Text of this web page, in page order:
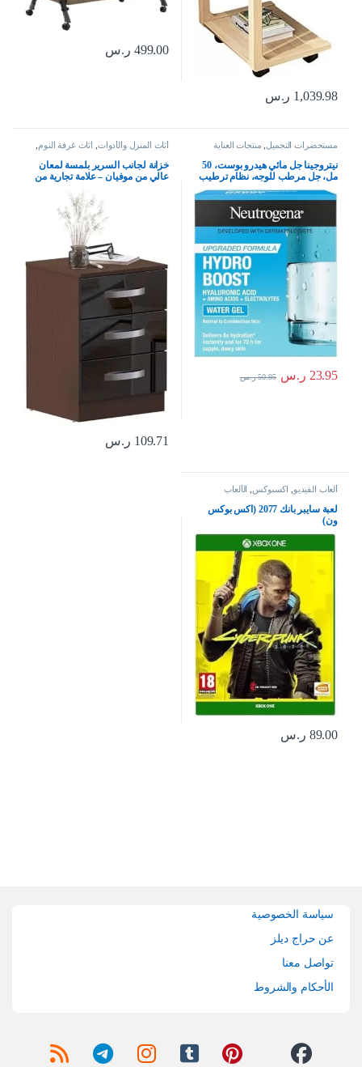
1,039.98 ر.س
499.00 ر.س
مستحضرات التجميل منتجات العناية
بالبشرة
نيتروجينا جل مائي هيدرو بوست، 50
مل، جل مرطب للوجه، نظام ترطيب
كامل للعناية بالبشرة مع حمض
الهيالورونيك، خفيف الوزن، غير
كوميدوغينيك، ومناسب للبشرة
الجافة – قد يختلف التغليف، من
نيوتريجينا
23.95 ر.س 50.95 ر.س
أثاث المنزل والأدوات اثاث غرفة النوم
طاولة السرير
خزانة لجانب السرير بلمسة لمعان
عالي من موفيان – علامة تجارية من
109.71 ر.س
ألعاب الفيديو اكسبوكس الألعاب
لعبة سايبر بانك 2077 (اكس بوكس
ون)
89.00 ر.س
سياسة الخصوصية
عن حراج ديلز
تواصل معنا
الأحكام والشروط